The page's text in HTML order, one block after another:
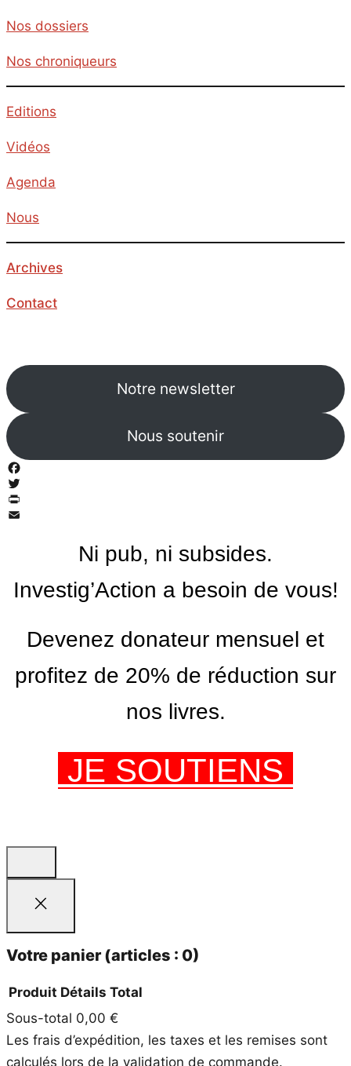
Nos dossiers
Nos chroniqueurs
Editions
Vidéos
Agenda
Nous
Archives
Contact
Notre newsletter
Nous soutenir
Facebook
Twitter
PrintFriendly
Ni pub, ni subsides.
Investig’Action a besoin de vous!
Devenez donateur mensuel et
profitez de 20% de réduction sur
nos livres.
JE SOUTIENS
Votre panier (articles : 0)
Produits
dans
Produit Détails Total
Sous-total 0,00 €
Les frais d’expédition, les taxes et les remises sont
calculés lors de la validation de commande.